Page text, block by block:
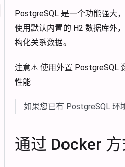
PostgreSQL 是一个功能强大
使用默认内置的 H2 数据库外
构化关系数据。
注意⚠️ 使用外置 PostgreSQL
性能
如果您已有 PostgreSQL 环
通过 Docker